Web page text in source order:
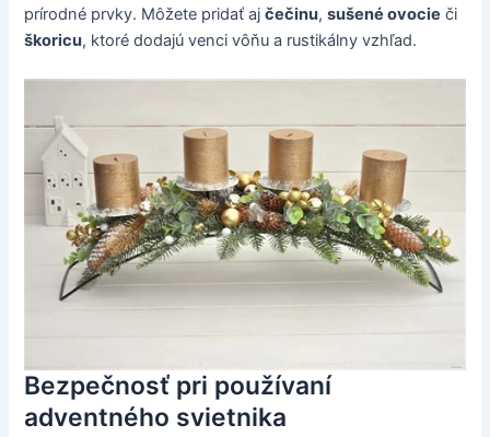
prírodné prvky. Môžete pridať ajčečinu,sušené ovocie či
škoricu, ktoré dodajú venci vôňu a rustikálny vzhľad.
Bezpečnosť pri používaní
adventného svietnika